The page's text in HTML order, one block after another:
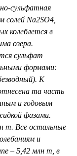
сульфатная
солей Na2SO4,
колеблется в
озера.
сульфат
формами:
К
та часть
и годовым
фазами.
т. Все остальные
и
– 5,42 млн т, в